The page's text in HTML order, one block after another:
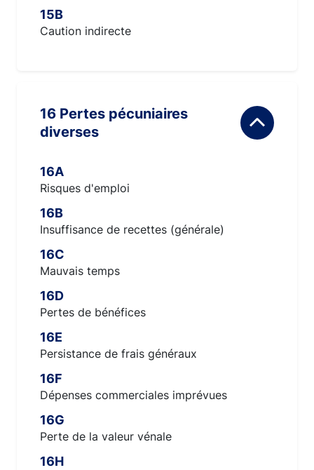
15B
Caution indirecte
16 Pertes pécuniaires
diverses
16A
Risques d'emploi
16B
Insuffisance de recettes (générale)
16C
Mauvais temps
16D
Pertes de bénéfices
16E
Persistance de frais généraux
16F
Dépenses commerciales imprévues
16G
Perte de la valeur vénale
16H